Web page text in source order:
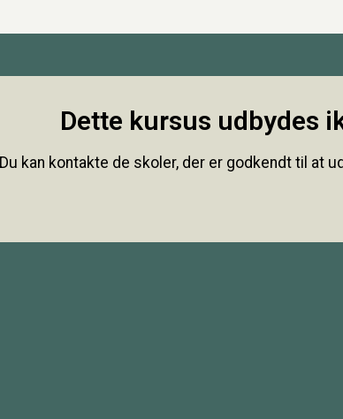
Dette kursus udbydes
Du kan kontakte de skoler, der er godkendt til at